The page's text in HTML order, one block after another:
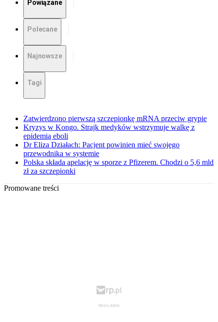
Powiązane
Polecane
Najnowsze
Tagi
Zatwierdzono pierwszą szczepionkę mRNA przeciw grypie
Kryzys w Kongo. Strajk medyków wstrzymuje walkę z
epidemią eboli
Dr Eliza Działach: Pacjent powinien mieć swojego
przewodnika w systemie
Polska składa apelację w sporze z Pfizerem. Chodzi o 5,6 mld
zł za szczepionki
Promowane treści